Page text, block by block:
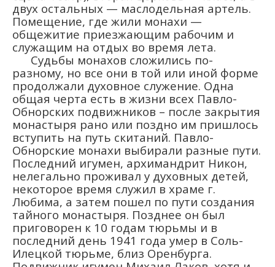
двух остальных — маслодельная артель.
Помещение, где жили монахи —
общежитие приезжающим рабочим и
служащим на отдых во время лета.
Судьбы монахов сложились по-
разному, но все они в той или иной форме
продолжали духовное служение. Одна
общая черта есть в жизни всех Павло-
Обнорских подвижников – после закрытия
монастыря рано или поздно им пришлось
вступить на путь скитаний. Павло-
Обнорские монахи выбирали разные пути.
Последний игумен, архимандрит Никон,
нелегально проживал у духовных детей,
некоторое время служил в храме г.
Любима, а затем пошел по пути создания
тайного монастыря. Позднее он был
приговорен к 10 годам тюрьмы и в
последний день 1941 года умер в Соль-
Илецкой тюрьме, близ Оренбурга.